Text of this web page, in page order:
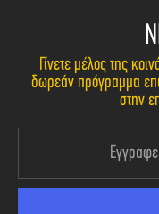
Γίνετε μέλος της
δωρεάν πρόγραμμα
στην